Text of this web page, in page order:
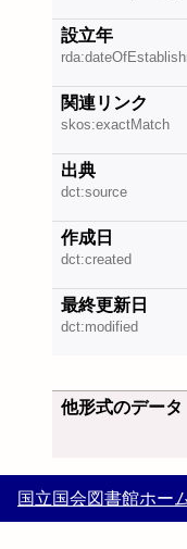
設立年
関連リンク
skos:exactMatch
出典
dct:source
作成日
dct:created
最終更新日
dct:modified
他形式のデータ
国立国会図書館ホー